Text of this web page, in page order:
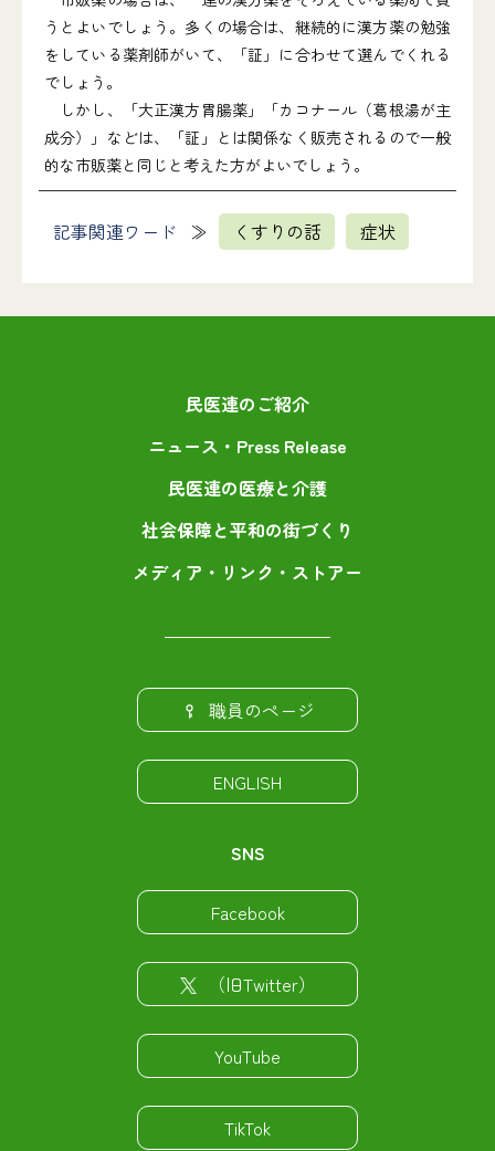
うとよいでしょう。多くの場合は、継続的に漢方薬の勉強
をしている薬剤師がいて、「証」に合わせて選んでくれる
でしょう。
しかし、「大正漢方胃腸薬」「カコナール（葛根湯が主
成分）」などは、「証」とは関係なく販売されるので一般
的な市販薬と同じと考えた方がよいでしょう。
記事関連ワード くすりの話 症状
民医連のご紹介
ニュース・Press Release
民医連の医療と介護
社会保障と平和の街づくり
メディア・リンク・ストアー
職員のページ
ENGLISH
SNS
Facebook
（旧Twitter）
YouTube
TikTok